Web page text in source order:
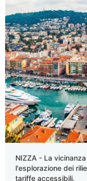
NIZZA - La
l'esplorazione dei
tariffe accessibili.